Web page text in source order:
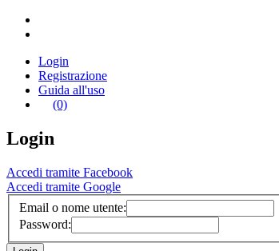
Login
Registrazione
Guida all'uso
(0)
Login
Accedi tramite Facebook
Accedi tramite Google
Email o nome utente:
Password: